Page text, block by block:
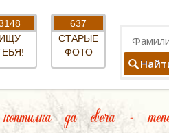
ИЩУ
637
СТАРЫЕ
ФОТО
да свеча -